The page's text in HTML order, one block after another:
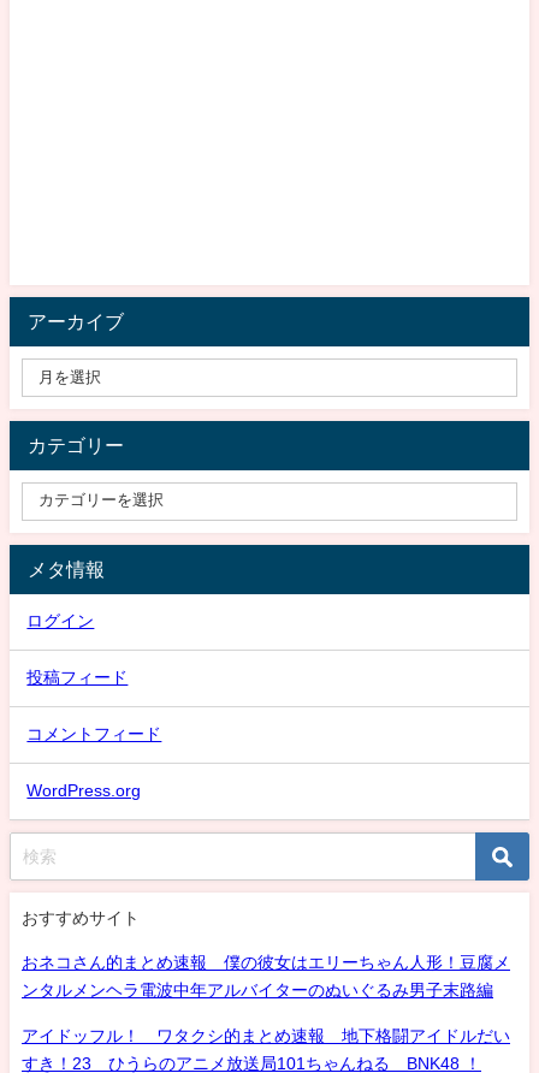
アーカイブ
カテゴリー
メタ情報
ログイン
投稿フィード
コメントフィード
WordPress.org
おすすめサイト
おネコさん的まとめ速報 僕の彼女はエリーちゃん人形！豆腐メ
ンタルメンヘラ電波中年アルバイターのぬいぐるみ男子末路編
アイドッフル！ ワタクシ的まとめ速報 地下格闘アイドルだい
すき！23 ひうらのアニメ放送局101ちゃんねる BNK48 ！